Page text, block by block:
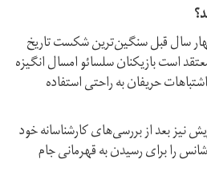
سال قبل سنگین‌ترین شکست تاریخ
است بازیکنان سلسائو امسال انگیزه
حریفان به راحتی استفاده
نیز بعد از بررسی‌های کارشناسانه خود
را برای رسیدن به قهرمانی جام